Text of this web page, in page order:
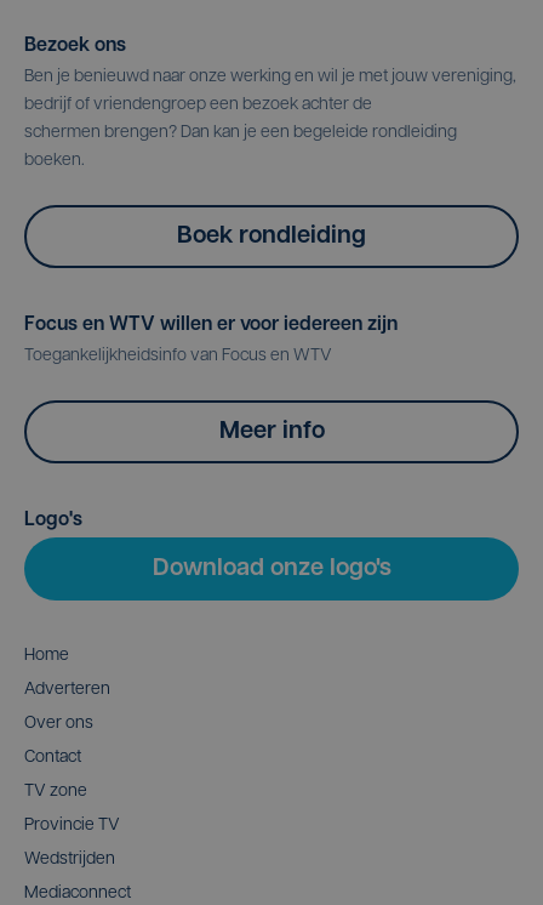
Bezoek ons
Ben je benieuwd naar onze werking en wil je met jouw vereniging,
bedrijf of vriendengroep een bezoek achter de
schermen brengen? Dan kan je een begeleide rondleiding
boeken.
Boek rondleiding
Focus en WTV willen er voor iedereen zijn
Toegankelijkheidsinfo van Focus en WTV
Meer info
Logo's
Download onze logo's
Home
Adverteren
Over ons
Contact
TV zone
Provincie TV
Wedstrijden
Mediaconnect